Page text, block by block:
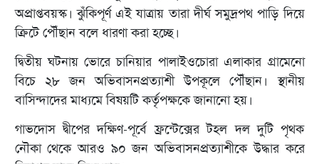
অপ্রাপ্তবয়স্ক। ঝুঁকিপূর্ণ এই যাত্রায় তারা দীর্ঘ সমুদ্রপথ পাড়ি দিয়ে
ক্রিটে পৌঁছান বলে ধারণা করা হচ্ছে।
দ্বিতীয় ঘটনায় ভোরে চানিয়ার পালাইওচোরা এলাকার গ্রামেনো
বিচে ২৮ জন অভিবাসনপ্রত্যাশী উপকূলে পৌঁছান। স্থানীয়
বাসিন্দাদের মাধ্যমে বিষয়টি কর্তৃপক্ষকে জানানো হয়।
গাভদোস দ্বীপের দক্ষিণ-পূর্বে ফ্রন্টেক্সের টহল দল দুটি পৃথক
নৌকা থেকে আরও ৯০ জন অভিবাসনপ্রত্যাশীকে উদ্ধার করে